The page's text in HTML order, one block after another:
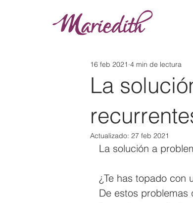
La
16 feb 2021 4 min de lectura
Actualizado: 27 feb 2021
La solución a
¿Te has topado con
De estos problemas